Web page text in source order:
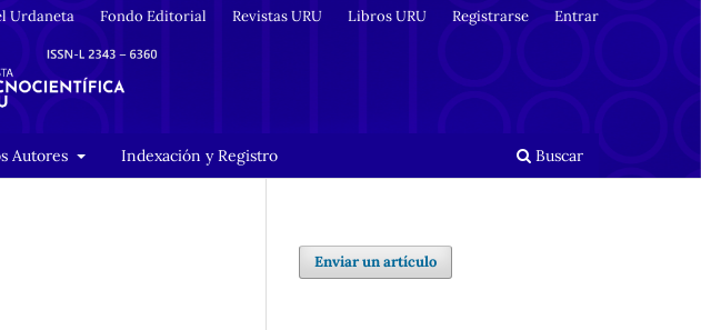
Autores Indexación y Registro Buscar
Urdaneta Fondo Editorial Revistas URU Libros URU Registrarse Entrar
Enviar un artículo